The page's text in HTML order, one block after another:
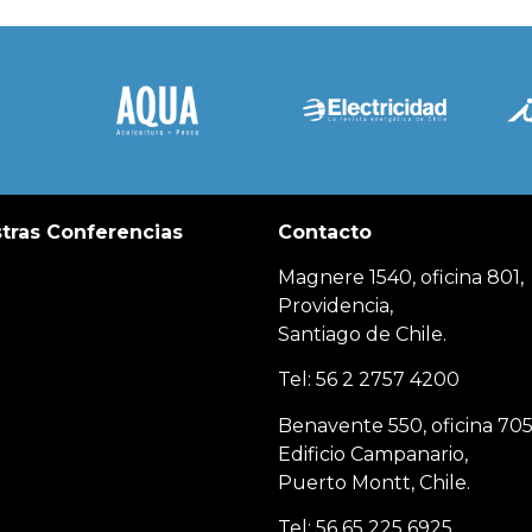
Conferencias Contacto
Magnere 1540, oficina 801,
Providencia,
Santiago de Chile.
Tel: 56 2 2757 4200
Benavente 550, oficina
Edificio Campanario,
Puerto Montt, Chile.